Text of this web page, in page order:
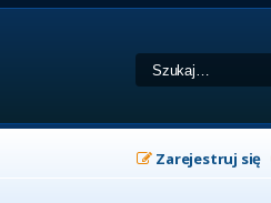
Zarejestruj się